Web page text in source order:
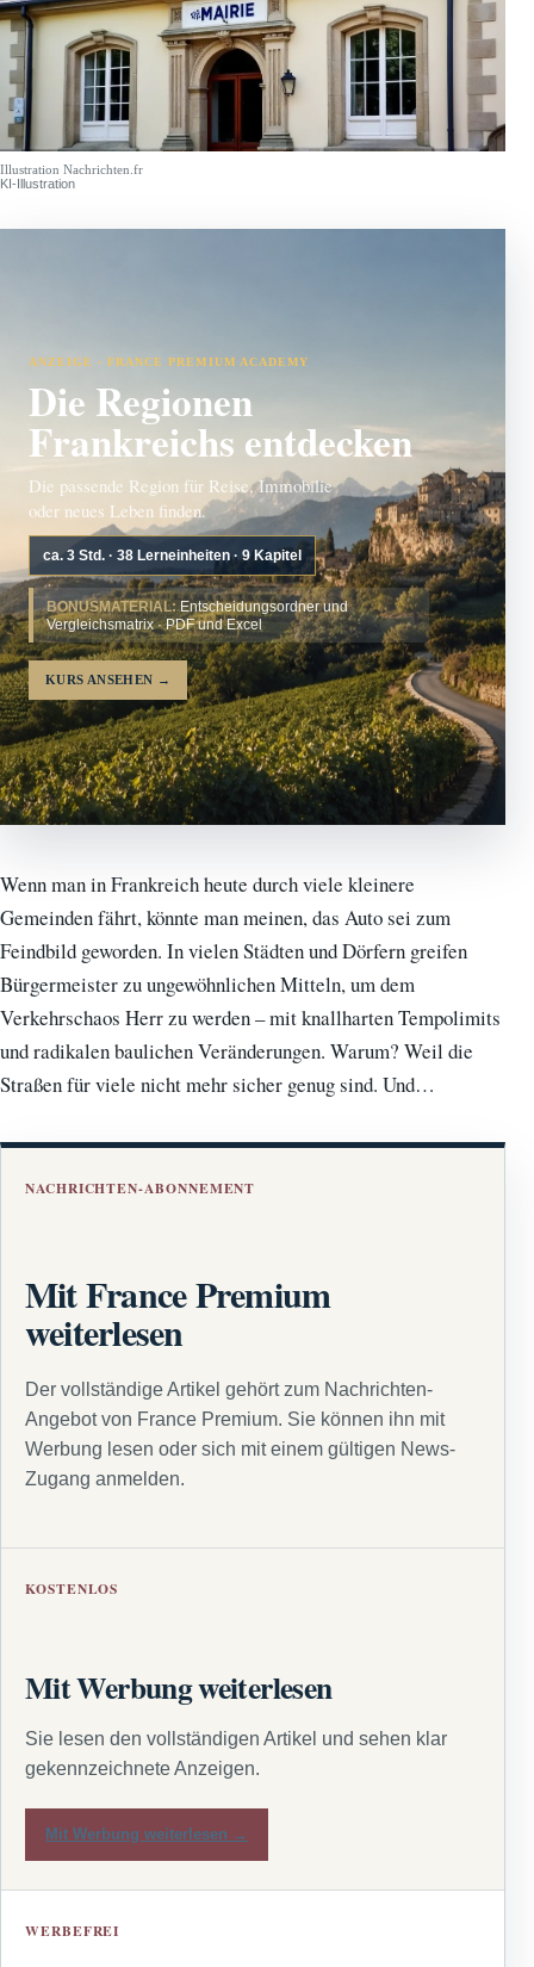
Illustration Nachrichten.fr
KI-Illustration
ANZEIGE · FRANCE PREMIUM ACADEMY
Die Regionen
Frankreichs entdecken
Die passende Region für Reise, Immobilie
oder neues Leben finden.
ca. 3 Std. · 38 Lerneinheiten · 9 Kapitel
BONUSMATERIAL:Entscheidungsordner und
Vergleichsmatrix · PDF und Excel
KURS ANSEHEN →
Wenn man in Frankreich heute durch viele kleinere
Gemeinden fährt, könnte man meinen, das Auto sei zum
Feindbild geworden. In vielen Städten und Dörfern greifen
Bürgermeister zu ungewöhnlichen Mitteln, um dem
Verkehrschaos Herr zu werden – mit knallharten Tempolimits
und radikalen baulichen Veränderungen. Warum? Weil die
Straßen für viele nicht mehr sicher genug sind. Und…
NACHRICHTEN-ABONNEMENT
Mit France Premium
weiterlesen
Der vollständige Artikel gehört zum Nachrichten-
Angebot von France Premium. Sie können ihn mit
Werbung lesen oder sich mit einem gültigen News-
Zugang anmelden.
KOSTENLOS
Mit Werbung weiterlesen
Sie lesen den vollständigen Artikel und sehen klar
gekennzeichnete Anzeigen.
Mit Werbung weiterlesen →
WERBEFREI